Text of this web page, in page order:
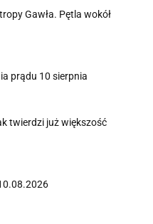
Gawła. Pętla wokół
prądu 10 sierpnia
twierdzi już większość